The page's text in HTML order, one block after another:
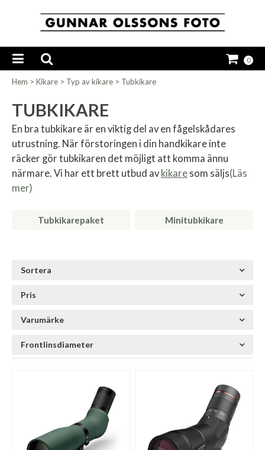
0
Hem > Kikare > Typ av kikare > Tubkikare
TUBKIKARE
En bra tubkikare är en viktig del av en fågelskådares
utrustning. När förstoringen i din handkikare inte
räcker gör tubkikaren det möjligt att komma ännu
närmare. Vi har ett brett utbud av kikare som säljs(Läs
mer)
Tubkikarepaket Minitubkikare
Sortera
Pris
Varumärke
Frontlinsdiameter